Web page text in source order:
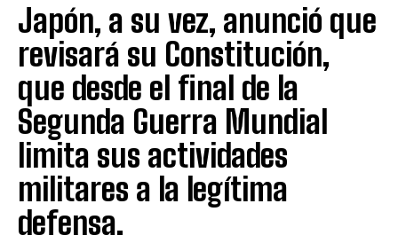
Japón, a su vez, anunció que
revisará su Constitución,
que desde el final de la
Segunda Guerra Mundial
limita sus actividades
militares a la legítima
defensa.